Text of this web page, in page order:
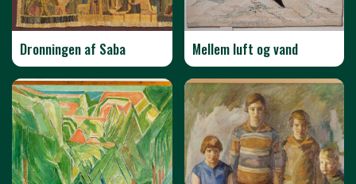
Dronningen af Saba Mellem luft og vand